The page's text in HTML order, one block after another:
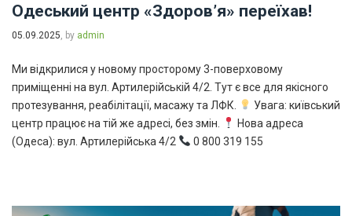
Одеський центр «Здоров’я» переїхав!
05.09.2025 , by admin
Ми відкрилися у новому просторому 3-поверховому
приміщенні на вул. Артилерійській 4/2. Тут є все для якісного
протезування, реабілітації, масажу та ЛФК.
Увага: київський
центр працює на тій же адресі, без змін.
Нова адреса
(Одеса): вул. Артилерійська 4/2
0 800 319 155